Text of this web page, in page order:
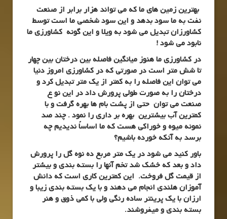
بهترین زمین های ما که می تواند هزار برابر از صنعت
نفت به ما سود بدهد و این سود شخصی ما است توسط
کشاورزان تبدیل می شود به ویلا و این گونه کشاورزی ما
نابود می شود !
در کشاورزی ما هنوز میانگین فاصله بین درختان بین چهار
تا شش متر است در صورتی که در کشاورزی امروز دنیا
می توان این فاصله را به کمتر از یک متر تبدیل کرد و
درختان را به صورت طولی پرورش داد در این نو ع
صنعت می توان حتی از پشت بام ها بهره گرفت و با
کمترین آب بیشترین بهره بر داری را نمود . چند صد
نمونه میوه و خوراکی هست که ما اساساً ندیدیم چه
برسد به آنکه خورده باشیم؟
باور کنید می شود در یک متر مربع ده نوه گل را پرورش
داد و بعد که خشک شد تخم آنها را بسته بندی و بیشتر
از قیمت گل فروخت. این کمترین کاری است که دانش
آموزان هلندی انجام می دهند و با یک بسته بندی زیبا و
ارزان با یک پرینتر ساده رنگی ولی با کمی ذوق و هنر
بسته بندی و میفروشند.